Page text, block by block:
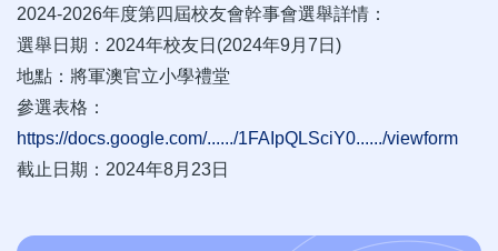
2024-2026年度第四屆校友會幹事會選舉詳情：
選舉日期：2024年校友日(2024年9月7日)
地點：將軍澳官立小學禮堂
參選表格：
https://docs.google.com/....../1FAIpQLSciY0....../viewform
截止日期：2024年8月23日